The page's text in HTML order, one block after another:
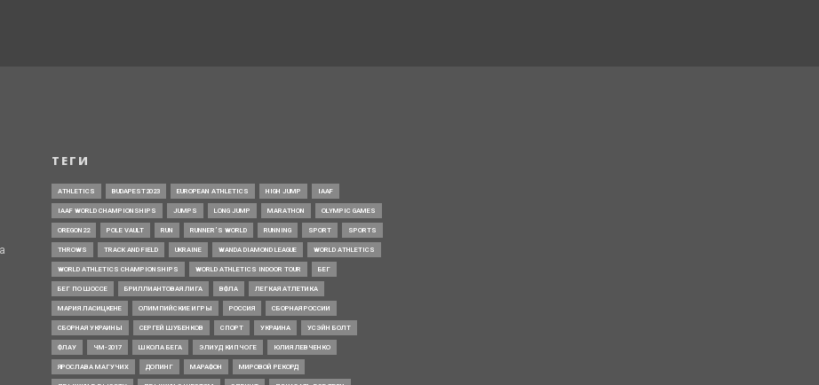
ТЕГИ
ATHLETICS BUDAPEST2023 EUROPEAN ATHLETICS HIGH JUMP IAAF
IAAF WORLD CHAMPIONSHIPS JUMPS LONG JUMP MARATHON OLYMPIC GAMES
OREGON22 POLE VAULT RUN RUNNER’S WORLD RUNNING SPORT SPORTS
THROWS TRACK AND FIELD UKRAINE WANDA DIAMOND LEAGUE WORLD ATHLETICS
WORLD ATHLETICS CHAMPIONSHIPS WORLD ATHLETICS INDOOR TOUR БЕГ
БЕГ ПО ШОССЕ БРИЛЛИАНТОВАЯ ЛИГА ВФЛА ЛЕГКАЯ АТЛЕТИКА
МАРИЯ ЛАСИЦКЕНЕ ОЛИМПИЙСКИЕ ИГРЫ РОССИЯ СБОРНАЯ РОССИИ
СБОРНАЯ УКРАИНЫ СЕРГЕЙ ШУБЕНКОВ СПОРТ УКРАИНА УСЭЙН БОЛТ
ФЛАУ ЧМ-2017 ШКОЛА БЕГА ЭЛИУД КИПЧОГЕ ЮЛИЯ ЛЕВЧЕНКО
ЯРОСЛАВА МАГУЧИХ ДОПИНГ МАРАФОН МИРОВОЙ РЕКОРД